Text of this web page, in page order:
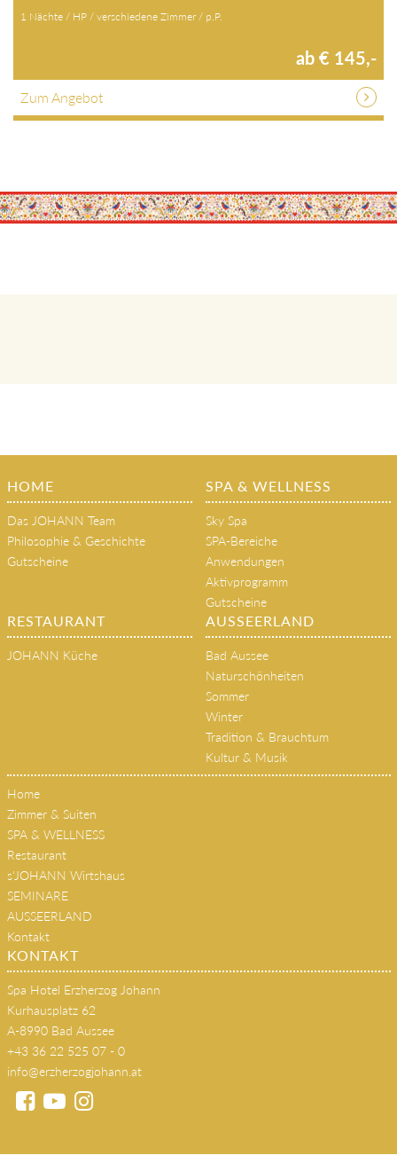
1 Nächte / HP / verschiedene Zimmer / p.P.
ab € 145,-
Zum Angebot
HOME
Das JOHANN Team
Philosophie & Geschichte
Gutscheine
SPA & WELLNESS
Sky Spa
SPA-Bereiche
Anwendungen
Aktivprogramm
Gutscheine
RESTAURANT
JOHANN Küche
AUSSEERLAND
Bad Aussee
Naturschönheiten
Sommer
Winter
Tradition & Brauchtum
Kultur & Musik
Home
Zimmer & Suiten
SPA & WELLNESS
Restaurant
s'JOHANN Wirtshaus
SEMINARE
AUSSEERLAND
Kontakt
KONTAKT
Spa Hotel Erzherzog Johann
Kurhausplatz 62
A-8990 Bad Aussee
+43 36 22 525 07 - 0
info@erzherzogjohann.at